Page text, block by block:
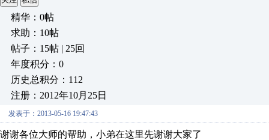
精华：0帖
求助：10帖
帖子：15帖 | 25回
年度积分：0
历史总积分：112
注册：2012年10月25日
发表于：2013-05-16 19:47:43
谢谢各位大师的帮助，小弟在这里先谢谢大家了